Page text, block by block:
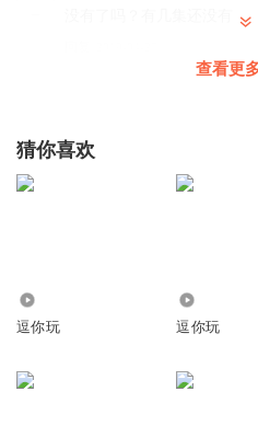
查看更
猜你喜欢
逗你玩 逗你玩